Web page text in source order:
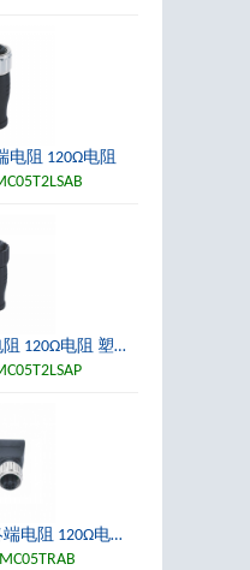
电阻 120Ω电阻
M12 5芯 母头 终端电阻 120Ω电阻 塑胶螺丝
M12 5芯 公母一体 终端电阻 120Ω电阻 弯头